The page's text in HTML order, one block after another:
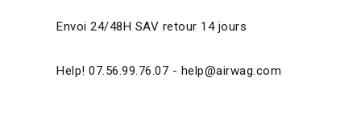
Envoi 24/48H SAV retour 14 jours
Help! 07.56.99.76.07 - help@airwag.com